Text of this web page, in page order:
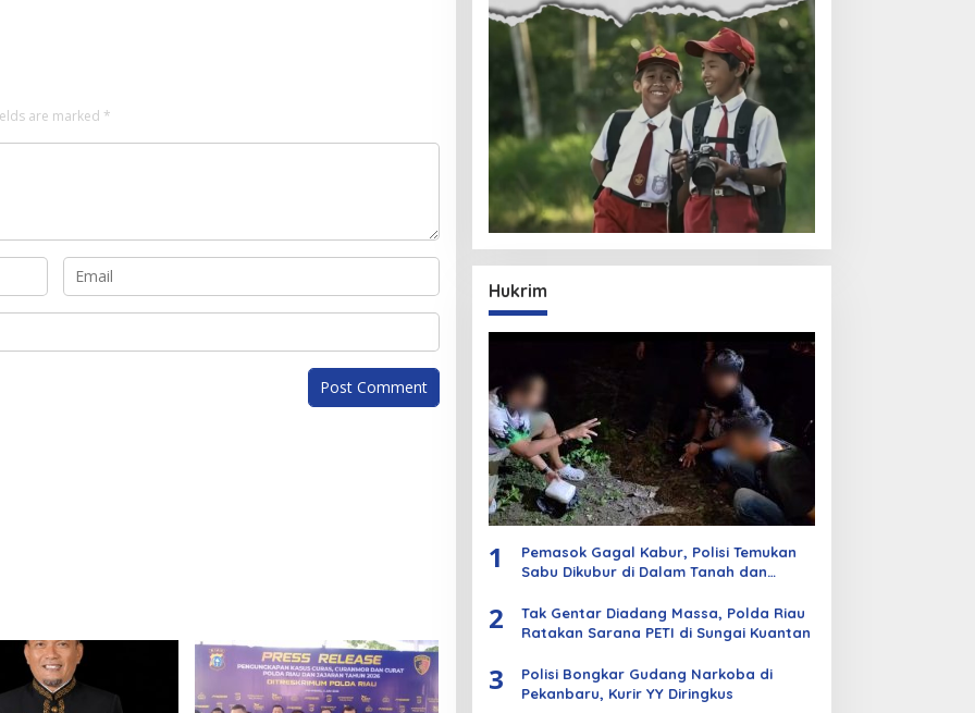
are marked *
Hukrim
1
Pemasok Gagal Kabur, Polisi Temukan
Sabu Dikubur di Dalam Tanah dan
2
Tak Gentar Diadang Massa, Polda Riau
Ratakan Sarana PETI di Sungai Kuantan
3
Polisi Bongkar Gudang Narkoba di
Pekanbaru, Kurir YY Diringkus